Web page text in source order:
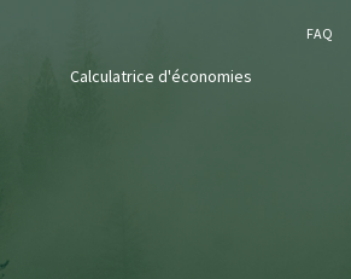
FAQ
Calculatrice d'économies